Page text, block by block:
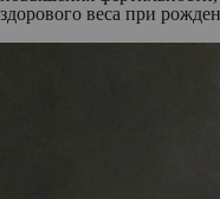
здорового веса при